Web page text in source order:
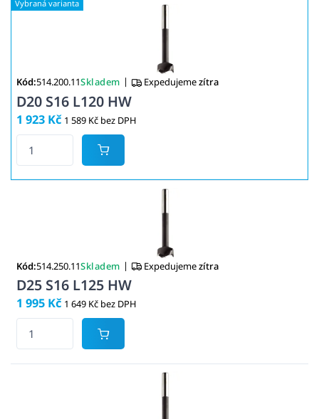
Kód:514.200.11Skladem | Expedujemezítra
D20 S16 L120 HW
1 923 Kč 1 589 Kč bez DPH
Kód:514.250.11Skladem | Expedujemezítra
D25 S16 L125 HW
1 995 Kč 1 649 Kč bez DPH